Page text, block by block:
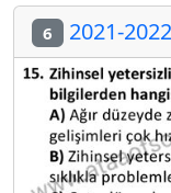
6 2021-